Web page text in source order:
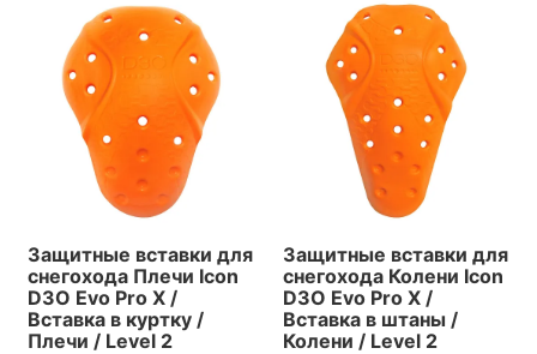
Защитные вставки для
снегохода Плечи Icon
D3O Evo Pro X /
Вставка в куртку /
Плечи / Level 2
Защитные вставки для
снегохода Колени Icon
D3O Evo Pro X /
Вставка в штаны /
Колени / Level 2